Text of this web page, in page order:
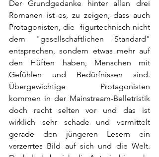
Der Grundgedanke hinter allen drei
Romanen ist es, zu zeigen, dass auch
Protagonisten, die  figurtechnisch nicht
dem "gesellschaftlichen Standard"
entsprechen, sondern etwas mehr auf
den Hüften haben, Menschen mit
Gefühlen und Bedürfnissen sind.
Übergewichtige Protagonisten
kommen in der Mainstream-Belletristik
doch recht selten vor und das ist
wirklich sehr schade und vermittelt
gerade den jüngeren Lesern ein
verzerrtes Bild auf sich und die Welt.